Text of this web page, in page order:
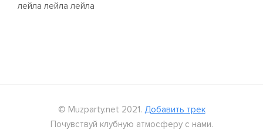
лейла лейла лейла
© Muzparty.net 2021. Добавить трек
Почувствуй клубную атмосферу с нами.